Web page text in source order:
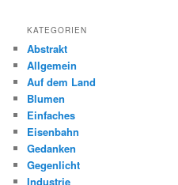
KATEGORIEN
Abstrakt
Allgemein
Auf dem Land
Blumen
Einfaches
Eisenbahn
Gedanken
Gegenlicht
Industrie